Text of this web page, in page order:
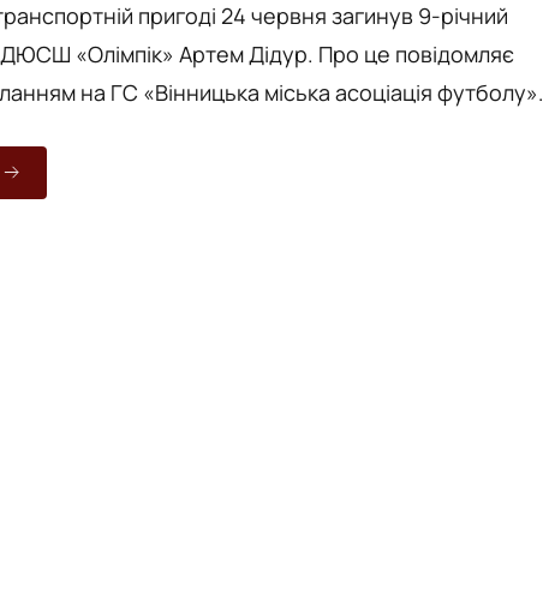
пригоді 24 червня загинув 9-річний
Артем Дідур. Про це повідомляє
на ГС «Вінницька міська асоціація футболу».
на футбольному полі. Вінницька міська
висловлює щирі співчуття батькам, рідним,